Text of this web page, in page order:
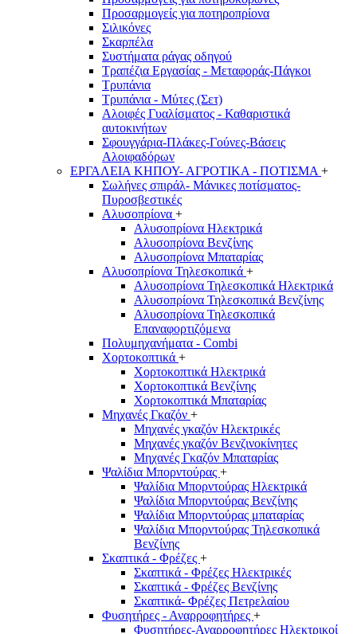
Προσαρμογείς για ποτηροπρίονα
Σιλικόνες
Σκαρπέλα
Συστήματα ράγας οδηγού
Τραπέζια Εργασίας - Μεταφοράς-Πάγκοι
Τρυπάνια
Τρυπάνια - Μύτες (Σετ)
Αλοιφές Γυαλίσματος - Καθαριστικά
αυτοκινήτων
Σφουγγάρια-Πλάκες-Γούνες-Βάσεις
Αλοιφαδόρων
ΕΡΓΑΛΕΙΑ ΚΗΠΟΥ- ΑΓΡΟΤΙΚΑ - ΠΟΤΙΣΜΑ +
Σωλήνες σπιράλ- Μάνικες ποτίσματος-
Πυροσβεστικές
Αλυσοπρίονα +
Αλυσοπρίονα Ηλεκτρικά
Αλυσοπρίονα Βενζίνης
Αλυσοπρίονα Μπαταρίας
Αλυσοπρίονα Τηλεσκοπικά +
Αλυσοπρίονα Τηλεσκοπικά Ηλεκτρικά
Αλυσοπρίονα Τηλεσκοπικά Βενζίνης
Αλυσοπρίονα Τηλεσκοπικά
Επαναφορτιζόμενα
Πολυμηχανήματα - Combi
Χορτοκοπτικά +
Χορτοκοπτικά Ηλεκτρικά
Χορτοκοπτικά Βενζίνης
Χορτοκοπτικά Μπαταρίας
Μηχανές Γκαζόν +
Μηχανές γκαζόν Ηλεκτρικές
Μηχανές γκαζόν Βενζινοκίνητες
Μηχανές Γκαζόν Μπαταρίας
Ψαλίδια Μπορντούρας +
Ψαλίδια Μπορντούρας Hλεκτρικά
Ψαλίδια Μπορντούρας Βενζίνης
Ψαλίδια Μπορντούρας μπαταρίας
Ψαλίδια Μπορντούρας Τηλεσκοπικά
Βενζίνης
Σκαπτικά - Φρέζες +
Σκαπτικά - Φρέζες Ηλεκτρικές
Σκαπτικά - Φρέζες Βενζίνης
Σκαπτικά- Φρέζες Πετρελαίου
Φυσητήρες - Αναρροφητήρες +
Φυσητήρες-Αναρροφητήρες Ηλεκτρικοί